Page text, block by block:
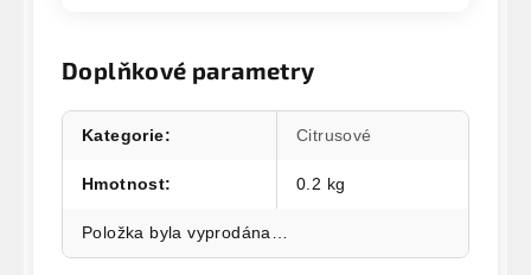
Doplňkové parametry
Kategorie: Citrusové
Hmotnost: 0.2 kg
Položka byla vyprodána…